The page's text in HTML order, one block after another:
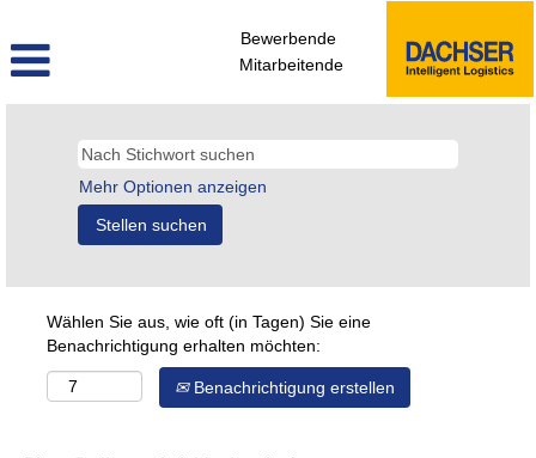
Bewerbende
Mitarbeitende
Mehr Optionen anzeigen
Wählen Sie aus, wie oft (in Tagen) Sie eine
Benachrichtigung erhalten möchten:
Benachrichtigung erstellen